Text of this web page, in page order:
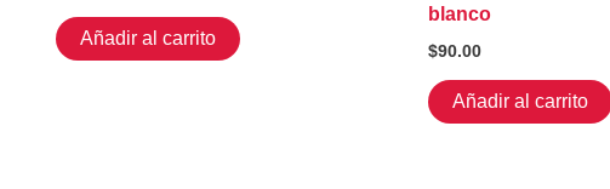
Añadir al carrito
blanco
$90.00
Añadir al carrito